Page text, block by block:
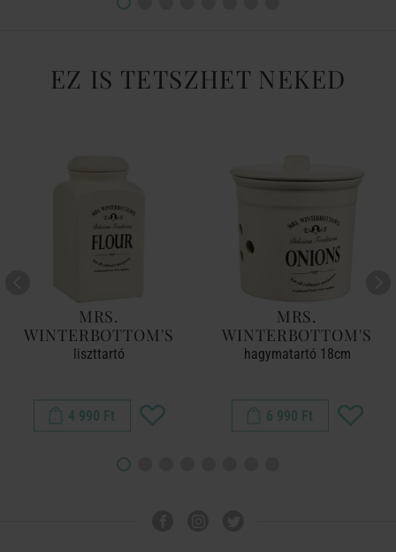
EZ IS TETSZHET NEKED
MRS.
WINTERBOTTOM'S
liszttartó
4 990 Ft
MRS.
WINTERBOTTOM'S
hagymatartó 18cm
6 990 Ft